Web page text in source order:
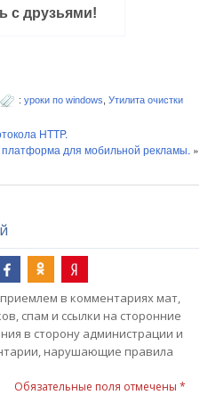
с друзьями!
: уроки по windows Утилита очистки
HTTP.
для мобильной рекламы. »
в комментариях мат,
спам и ссылки на сторонние
в сторону администрации и
нарушающие правила
Обязательные поля отмечены *